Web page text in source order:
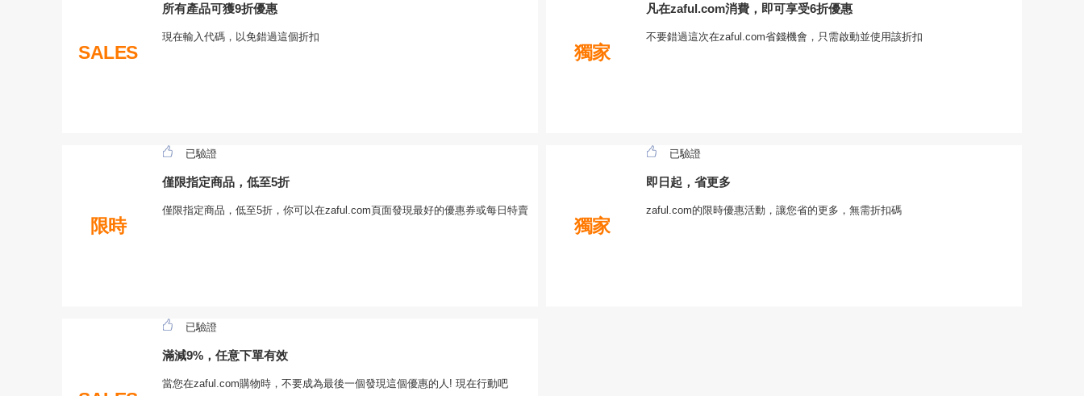
SALES
所有產品可獲9折優惠
現在輸入代碼，以免錯過這個折扣
獨家
凡在zaful.com消費，即可享受6折優惠
不要錯過這次在zaful.com省錢機會，只需啟動並使用該折扣
限時
已驗證
僅限指定商品，低至5折
僅限指定商品，低至5折，你可以在zaful.com頁面發現最好的優惠券或每日特賣
獨家
已驗證
即日起，省更多
zaful.com的限時優惠活動，讓您省的更多，無需折扣碼
已驗證
滿減9%，任意下單有效
當您在zaful.com購物時，不要成為最後一個發現這個優惠的人! 現在行動吧